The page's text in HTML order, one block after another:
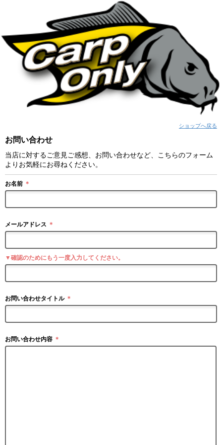
ショップへ戻る
お問い合わせ
当店に対するご意見ご感想、お問い合わせなど、こちらのフォーム
よりお気軽にお尋ねください。
お名前 ＊
メールアドレス ＊
▼確認のためにもう一度入力してください。
お問い合わせタイトル ＊
お問い合わせ内容 ＊